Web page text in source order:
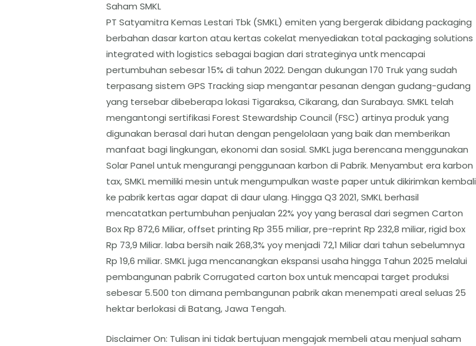
Saham SMKL
PT Satyamitra Kemas Lestari Tbk (SMKL) emiten yang bergerak dibidang packaging
berbahan dasar karton atau kertas cokelat menyediakan total packaging solutions
integrated with logistics sebagai bagian dari strateginya untk mencapai
pertumbuhan sebesar 15% di tahun 2022. Dengan dukungan 170 Truk yang sudah
terpasang sistem GPS Tracking siap mengantar pesanan dengan gudang-gudang
yang tersebar dibeberapa lokasi Tigaraksa, Cikarang, dan Surabaya. SMKL telah
mengantongi sertifikasi Forest Stewardship Council (FSC) artinya produk yang
digunakan berasal dari hutan dengan pengelolaan yang baik dan memberikan
manfaat bagi lingkungan, ekonomi dan sosial. SMKL juga berencana menggunakan
Solar Panel untuk mengurangi penggunaan karbon di Pabrik. Menyambut era karbon
tax, SMKL memiliki mesin untuk mengumpulkan waste paper untuk dikirimkan kembali
ke pabrik kertas agar dapat di daur ulang. Hingga Q3 2021, SMKL berhasil
mencatatkan pertumbuhan penjualan 22% yoy yang berasal dari segmen Carton
Box Rp 872,6 Miliar, offset printing Rp 355 miliar, pre-reprint Rp 232,8 miliar, rigid box
Rp 73,9 Miliar. laba bersih naik 268,3% yoy menjadi 72,1 Miliar dari tahun sebelumnya
Rp 19,6 miliar. SMKL juga mencanangkan ekspansi usaha hingga Tahun 2025 melalui
pembangunan pabrik Corrugated carton box untuk mencapai target produksi
sebesar 5.500 ton dimana pembangunan pabrik akan menempati areal seluas 25
hektar berlokasi di Batang, Jawa Tengah.
Disclaimer On: Tulisan ini tidak bertujuan mengajak membeli atau menjual saham